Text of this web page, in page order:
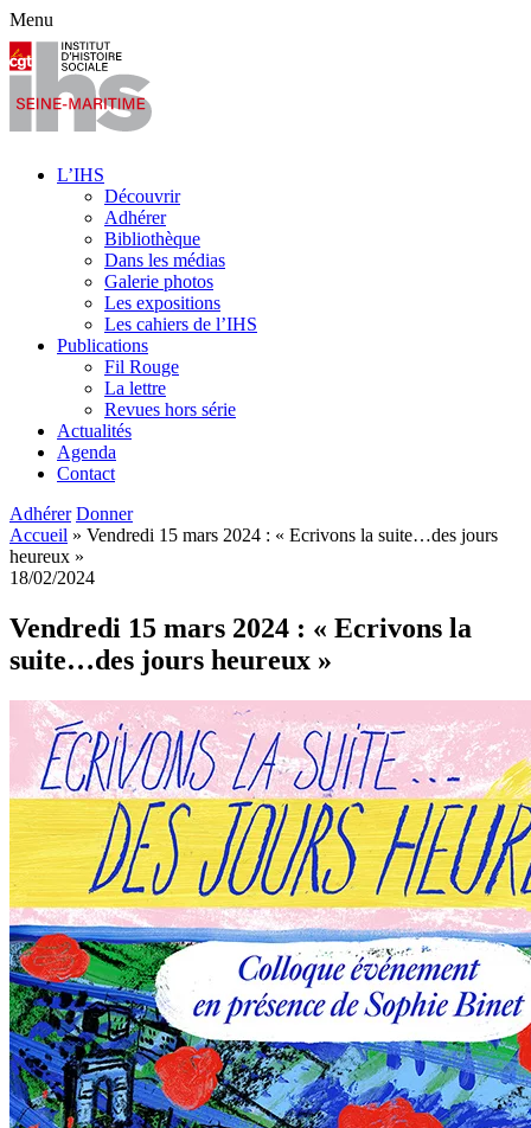
Menu
L’IHS
Découvrir
Adhérer
Bibliothèque
Dans les médias
Galerie photos
Les expositions
Les cahiers de l’IHS
Publications
Fil Rouge
La lettre
Revues hors série
Actualités
Agenda
Contact
Adhérer Donner
Accueil » Vendredi 15 mars 2024 : « Ecrivons la suite…des jours
heureux »
18/02/2024
Vendredi 15 mars 2024 : « Ecrivons la
suite…des jours heureux »